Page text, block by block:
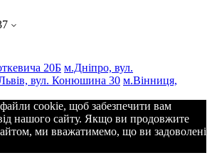
20Б м.Дніпро, вул.
вул. Конюшина 30 м.Вінниця,
cookie, щоб забезпечити вам
нашого сайту. Якщо ви продовжите
ми вважатимемо, що ви задоволені